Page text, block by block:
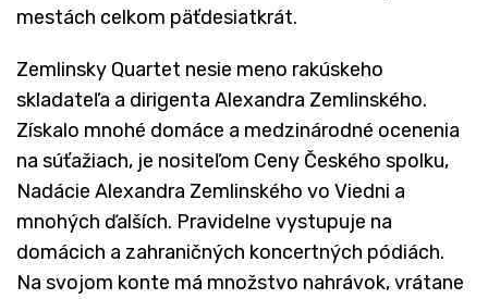
mestách celkom päťdesiatkrát.
Zemlinsky Quartet nesie meno rakúskeho
skladateľa a dirigenta Alexandra Zemlinského.
Získalo mnohé domáce a medzinárodné ocenenia
na súťažiach, je nositeľom Ceny Českého spolku,
Nadácie Alexandra Zemlinského vo Viedni a
mnohých ďalších. Pravidelne vystupuje na
domácich a zahraničných koncertných pódiách.
Na svojom konte má množstvo nahrávok, vrátane